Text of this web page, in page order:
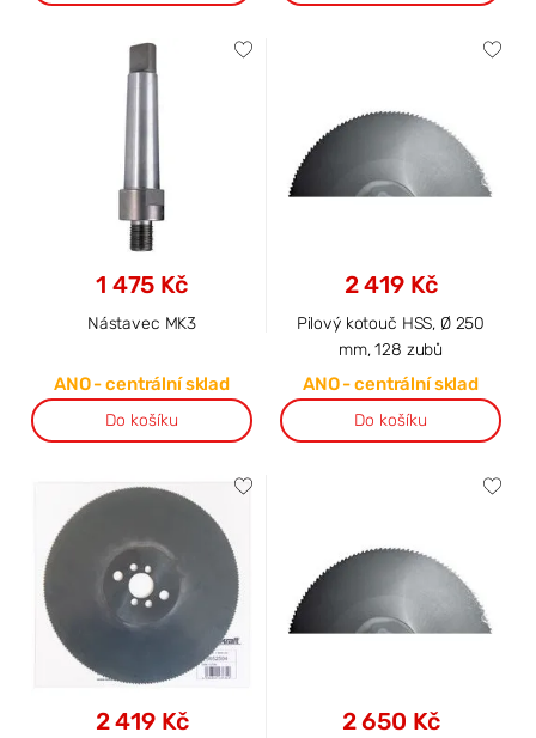
1 475 Kč
Nástavec MK3
ANO - centrální sklad
Do košíku
2 419 Kč
Pilový kotouč HSS, Ø 250
mm, 128 zubů
ANO - centrální sklad
Do košíku
2 419 Kč 2 650 Kč